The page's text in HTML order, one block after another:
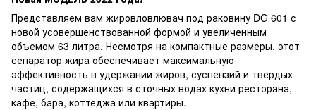
Представляем вам жировловлювач под раковину DG 601 с
новой усовершенствованной формой и увеличенным
объемом 63 литра. Несмотря на компактные размеры, этот
сепаратор жира обеспечивает максимальную
эффективность в удержании жиров, суспензий и твердых
частиц, содержащихся в сточных водах кухни ресторана,
кафе, бара, коттеджа или квартиры.